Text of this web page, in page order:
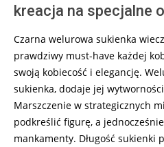
kreacja na specjalne
Czarna welurowa sukienka
prawdziwy must-have każdej
swoją kobiecość i elegancję.
sukienka, dodaje jej
Marszczenie w strategicznych
podkreślić figurę, a
mankamenty. Długość sukienki